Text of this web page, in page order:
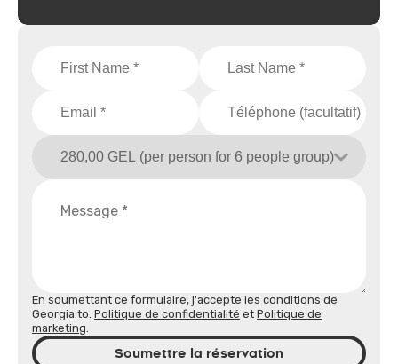
En soumettant ce formulaire, j'accepte les conditions de
Georgia.to. Politique de confidentialité et Politique de
marketing.
Soumettre la réservation